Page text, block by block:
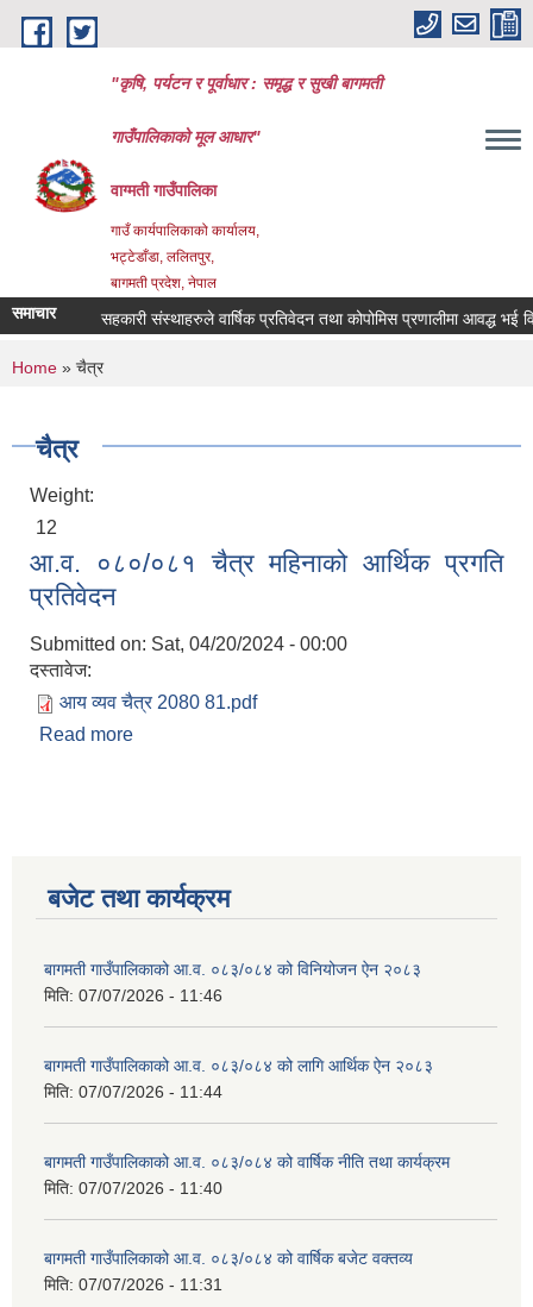
Skip to main content
"कृषि, पर्यटन र पूर्वाधार : समृद्ध र सुखी बागमती
गाउँपालिकाको मूल आधार"
वाग्मती गाउँपालिका
गाउँ कार्यपालिकाको कार्यालय,
भट्टेडाँडा, ललितपुर,
बागमती प्रदेश, नेपाल
समाचार सहकारी संस्थाहरुले वार्षिक प्रतिवेदन तथा कोपोमिस प्रणालीमा आवद्ध भई
You are here
Home » चैत्र
चैत्र
Weight:
12
आ.व. ०८०/०८१ चैत्र महिनाको आर्थिक प्रगति
प्रतिवेदन
Submitted on: Sat, 04/20/2024 - 00:00
दस्तावेज:
आय व्यव चैत्र 2080 81.pdf
Read more
बजेट तथा कार्यक्रम
बागमती गाउँपालिकाको आ.व. ०८३/०८४ को विनियोजन ऐन २०८३
मिति: 07/07/2026 - 11:46
बागमती गाउँपालिकाको आ.व. ०८३/०८४ को लागि आर्थिक ऐन २०८३
मिति: 07/07/2026 - 11:44
बागमती गाउँपालिकाको आ.व. ०८३/०८४ को वार्षिक नीति तथा कार्यक्रम
मिति: 07/07/2026 - 11:40
बागमती गाउँपालिकाको आ.व. ०८३/०८४ को वार्षिक बजेट वक्तव्य
मिति: 07/07/2026 - 11:31